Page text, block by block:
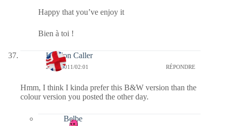
Happy that you’ve enjoy it
Bien à toi !
London Caller
21/02/2011/02:01 RÉPONDRE
Hmm, I think I kinda prefer this B&W version than the
colour version you posted the other day.
Belbe